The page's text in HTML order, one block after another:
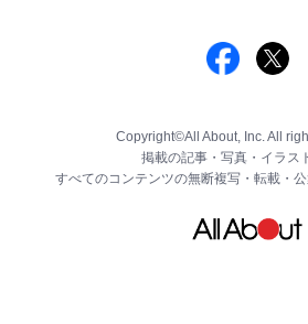
Copyright©All About, Inc. All
掲載の記事・写真・イラス
すべてのコンテンツの無断複写・転載・公